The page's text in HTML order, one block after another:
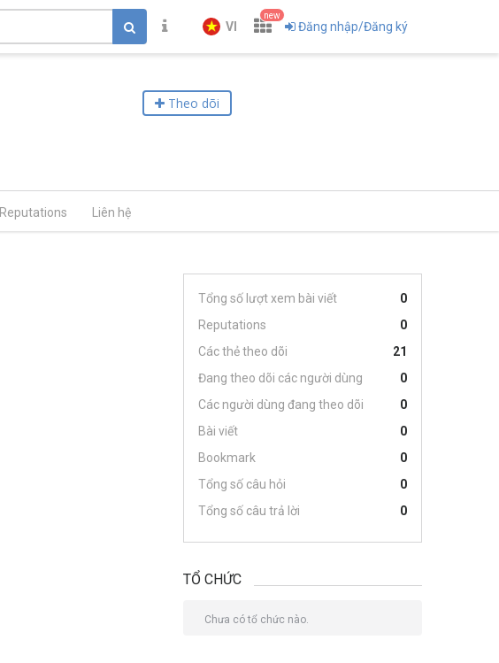
VI
new
Đăng nhập/Đăng ký
Theo dõi
Reputations Liên hệ
Tổng số lượt xem bài viết
0
Reputations
0
Các thẻ theo dõi
21
Đang theo dõi các người dùng
0
Các người dùng đang theo dõi
0
Bài viết
0
Bookmark
0
Tổng số câu hỏi
0
Tổng số câu trả lời
0
TỔ CHỨC
Chưa có tổ chức nào.